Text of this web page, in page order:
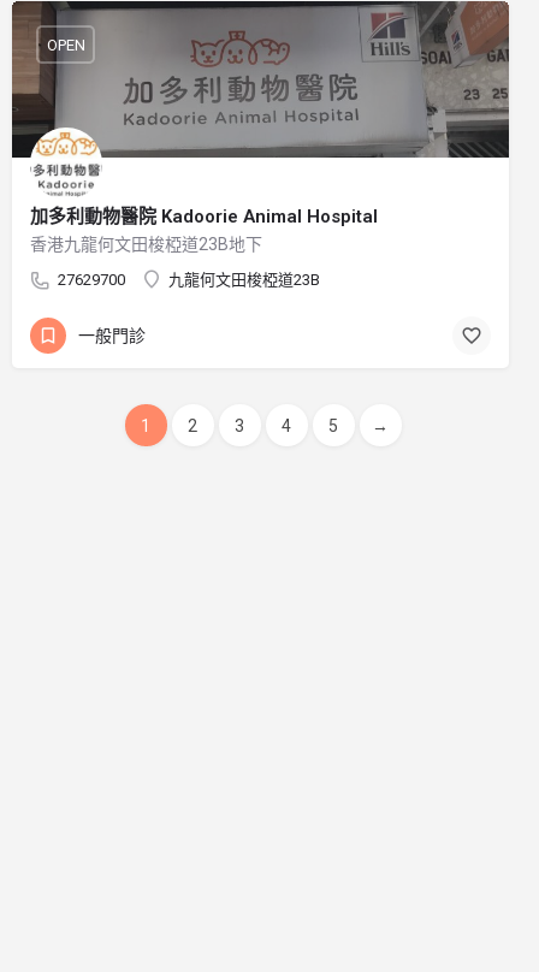
加多利動物醫院 Kadoorie Animal Hospital
香港九龍何文田梭椏道23B地下
27629700 九龍何文田梭椏道23B
OPEN
一般門診
1 2 3 4 5 →